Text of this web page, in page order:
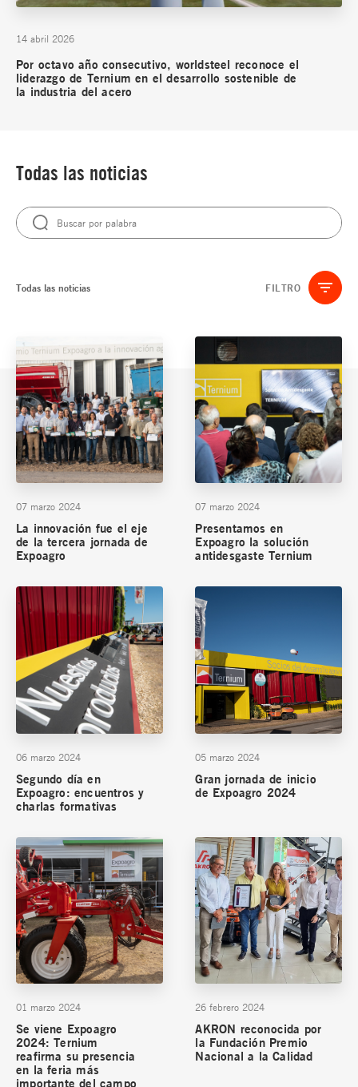
14 abril 2026
Por octavo año consecutivo, worldsteel reconoce el
liderazgo de Ternium en el desarrollo sostenible de
la industria del acero
Todas las noticias
Todas las noticias FILTRO
07 marzo 2024
La innovación fue el eje
de la tercera jornada de
Expoagro
07 marzo 2024
Presentamos en
Expoagro la solución
antidesgaste Ternium
06 marzo 2024
Segundo día en
Expoagro: encuentros y
charlas formativas
05 marzo 2024
Gran jornada de inicio
de Expoagro 2024
01 marzo 2024
Se viene Expoagro
2024: Ternium
reafirma su presencia
en la feria más
importante del campo
26 febrero 2024
AKRON reconocida por
la Fundación Premio
Nacional a la Calidad